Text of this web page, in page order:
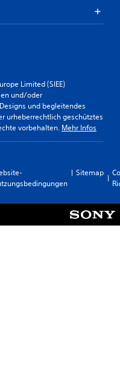
Limited (SIEE)
und/oder
und begleitendes
urheberrechtlich geschütztes
vorbehalten. Mehr Infos
Sitemap